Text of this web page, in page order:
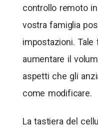
controllo remoto
vostra famiglia
impostazioni.
aumentare il
aspetti che gli
come modificare.
La tastiera del